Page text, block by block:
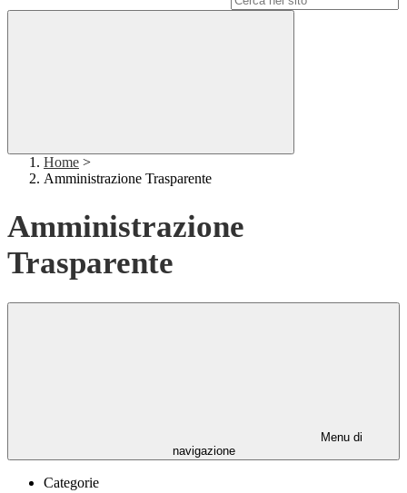
Home >
Amministrazione Trasparente
Amministrazione
Trasparente
Menu di
navigazione
Categorie